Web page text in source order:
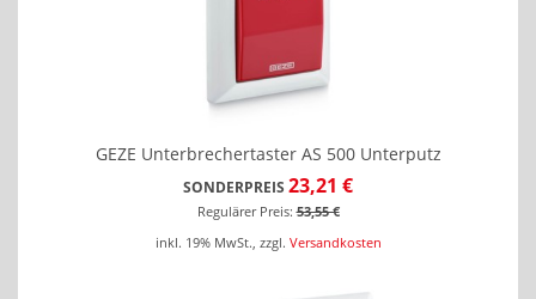
GEZE Unterbrechertaster AS 500 Unterputz
SONDERPREIS 23,21 €
Regulärer Preis: 53,55 €
inkl. 19% MwSt., zzgl. Versandkosten